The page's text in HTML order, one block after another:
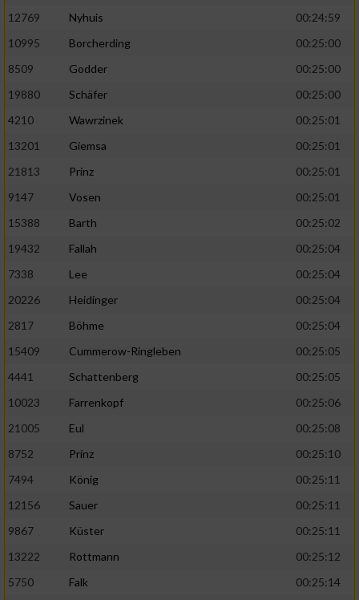
12769
Nyhuis
00:24:59
10995
Borcherding
00:25:00
8509
Godder
00:25:00
19880
Schäfer
00:25:00
4210
Wawrzinek
00:25:01
13201
Giemsa
00:25:01
21813
Prinz
00:25:01
9147
Vosen
00:25:01
15388
Barth
00:25:02
19432
Fallah
00:25:04
7338
Lee
00:25:04
20226
Heidinger
00:25:04
2817
Böhme
00:25:04
15409
Cummerow-Ringleben
00:25:05
4441
Schattenberg
00:25:05
10023
Farrenkopf
00:25:06
21005
Eul
00:25:08
8752
Prinz
00:25:10
7494
König
00:25:11
12156
Sauer
00:25:11
9867
Küster
00:25:11
13222
Rottmann
00:25:12
5750
Falk
00:25:14